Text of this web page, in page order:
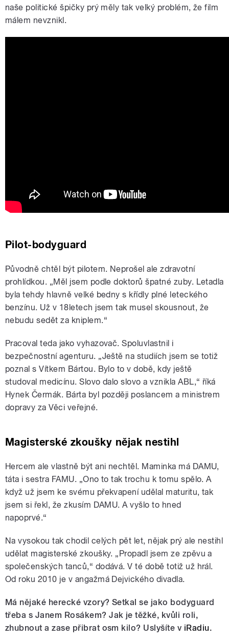
naše politické špičky prý měly tak velký problém, že film
málem nevznikl.
Pilot-bodyguard
Původně chtěl být pilotem. Neprošel ale zdravotní
prohlídkou. „Měl jsem podle doktorů špatné zuby. Letadla
byla tehdy hlavně velké bedny s křídly plné leteckého
benzínu. Už v 18letech jsem tak musel skousnout, že
nebudu sedět za kniplem.“
Pracoval teda jako vyhazovač. Spoluvlastnil i
bezpečnostní agenturu. „Ještě na studiích jsem se totiž
poznal s Vítkem Bártou. Bylo to v době, kdy ještě
studoval medicínu. Slovo dalo slovo a vznikla ABL,“ říká
Hynek Čermák. Bárta byl později poslancem a ministrem
dopravy za Věci veřejné.
Magisterské zkoušky nějak nestihl
Hercem ale vlastně být ani nechtěl. Maminka má DAMU,
táta i sestra FAMU. „Ono to tak trochu k tomu spělo. A
když už jsem ke svému překvapení udělal maturitu, tak
jsem si řekl, že zkusím DAMU. A vyšlo to hned
napoprvé.“
Na vysokou tak chodil celých pět let, nějak prý ale nestihl
udělat magisterské zkoušky. „Propadl jsem ze zpěvu a
společenských tanců,“ dodává. V té době totiž už hrál.
Od roku 2010 je v angažmá Dejvického divadla.
Má nějaké herecké vzory? Setkal se jako bodyguard
třeba s Janem Rosákem? Jak je těžké, kvůli roli,
zhubnout a zase přibrat osm kilo? Uslyšíte v iRadiu.